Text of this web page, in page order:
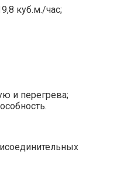
куб.м./час;
и перегрева;